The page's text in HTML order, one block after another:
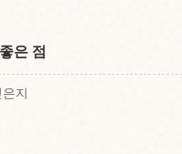
은 점
지